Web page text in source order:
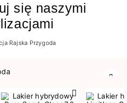
się naszymi
Rajska Przygoda